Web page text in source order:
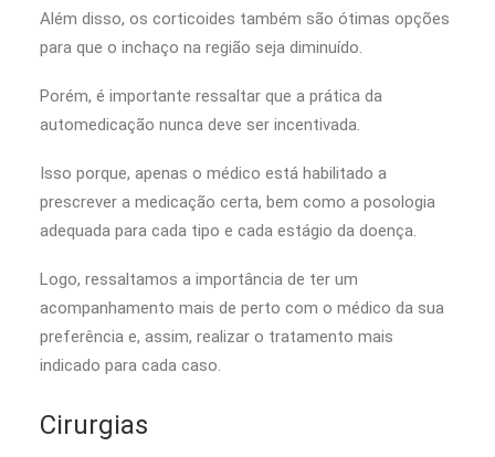
Além disso, os corticoides também são ótimas opções
para que o inchaço na região seja diminuído.
Porém, é importante ressaltar que a prática da
automedicação nunca deve ser incentivada.
Isso porque, apenas o médico está habilitado a
prescrever a medicação certa, bem como a posologia
adequada para cada tipo e cada estágio da doença.
Logo, ressaltamos a importância de ter um
acompanhamento mais de perto com o médico da sua
preferência e, assim, realizar o tratamento mais
indicado para cada caso.
Cirurgias